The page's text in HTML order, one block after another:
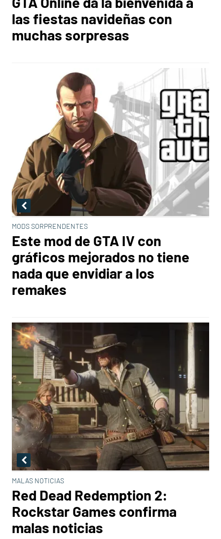
las fiestas navideñas con
muchas sorpresas
MODS SORPRENDENTES
Este mod de GTA IV con
gráficos mejorados no tiene
nada que envidiar a los
remakes
MALAS NOTICIAS
Red Dead Redemption 2:
Rockstar Games confirma
malas noticias